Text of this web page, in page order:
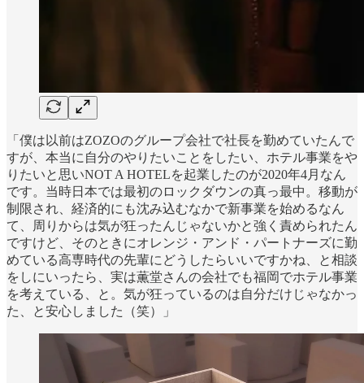
「僕は以前はZOZOのグループ会社で社長を勤めていたんで
すが、本当に自分のやりたいことをしたい、ホテル事業をや
りたいと思いNOT A HOTELを起業したのが2020年4月なん
です。当時日本では最初のロックダウンの真っ最中。移動が
制限され、経済的にも沈み込むなかで新事業を始めるなん
て、周りからは気が狂ったんじゃないかと強く責められたん
ですけど、そのときにオレンジ・アンド・パートナーズに勤
めている高専時代の先輩にどうしたらいいですかね、と相談
をしにいったら、実は薫堂さんの会社でも福岡でホテル事業
を考えている、と。気が狂っているのは自分だけじゃなかっ
た、と安心しました（笑）」